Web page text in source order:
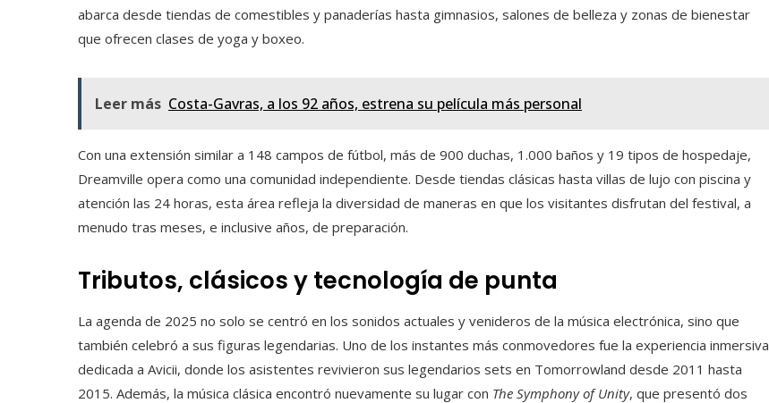
abarca desde tiendas de comestibles y panaderías hasta gimnasios, salones de belleza y zonas de bienestar
que ofrecen clases de yoga y boxeo.
Leer más Costa-Gavras, a los 92 años, estrena su película más personal
Con una extensión similar a 148 campos de fútbol, más de 900 duchas, 1.000 baños y 19 tipos de hospedaje,
Dreamville opera como una comunidad independiente. Desde tiendas clásicas hasta villas de lujo con piscina y
atención las 24 horas, esta área refleja la diversidad de maneras en que los visitantes disfrutan del festival, a
menudo tras meses, e inclusive años, de preparación.
Tributos, clásicos y tecnología de punta
La agenda de 2025 no solo se centró en los sonidos actuales y venideros de la música electrónica, sino que
también celebró a sus figuras legendarias. Uno de los instantes más conmovedores fue la experiencia inmersiva
dedicada a Avicii, donde los asistentes revivieron sus legendarios sets en Tomorrowland desde 2011 hasta
2015. Además, la música clásica encontró nuevamente su lugar con The Symphony of Unity, que presentó dos